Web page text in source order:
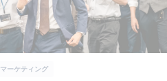
マーケティング